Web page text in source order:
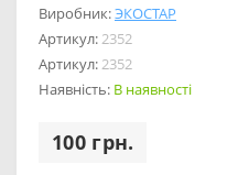
Виробник:ЭКОСТАР
Артикул:2352
Артикул:2352
Наявність: В наявності
100 грн.